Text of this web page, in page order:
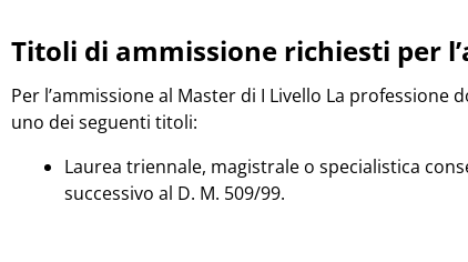
Titoli di ammissione richiesti per
Per l’ammissione al Master di I Livello La
uno dei seguenti titoli:
Laurea triennale, magistrale o specialistica
successivo al D. M. 509/99.